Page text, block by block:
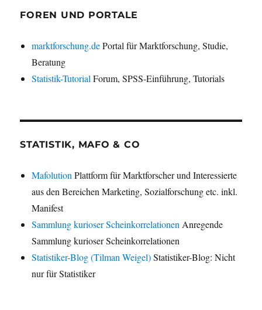
FOREN UND PORTALE
marktforschung.dePortal für Marktforschung, Studie,
Beratung
Statistik-TutorialForum, SPSS-Einführung, Tutorials
STATISTIK, MAFO & CO
MafolutionPlattform für Marktforscher und Interessierte
aus den Bereichen Marketing, Sozialforschung etc. inkl.
Manifest
Sammlung kurioser ScheinkorrelationenAnregende
Sammlung kurioser Scheinkorrelationen
Statistiker-Blog (Tilman Weigel)Statistiker-Blog: Nicht
nur für Statistiker